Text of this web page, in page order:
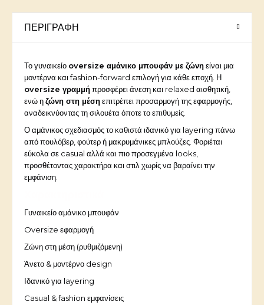
ΠΕΡΙΓΡΑΦΉ
Το γυναικείο oversize αμάνικο μπουφάν με ζώνηείναι μια
μοντέρνα και fashion-forward επιλογή για κάθε εποχή. Η
oversize γραμμήπροσφέρει άνεση και relaxed αισθητική,
ενώ ηζώνη στη μέσηεπιτρέπει προσαρμογή της εφαρμογής,
αναδεικνύοντας τη σιλουέτα όποτε το επιθυμείς.
Ο αμάνικος σχεδιασμός το καθιστά ιδανικό για layering πάνω
από πουλόβερ, φούτερ ή μακρυμάνικες μπλούζες. Φοριέται
εύκολα σε casual αλλά και πιο προσεγμένα looks,
προσθέτοντας χαρακτήρα και στιλ χωρίς να βαραίνει την
εμφάνιση.
Γυναικείο αμάνικο μπουφάν
Oversize εφαρμογή
Ζώνη στη μέση (ρυθμιζόμενη)
Άνετο & μοντέρνο design
Ιδανικό για layering
Casual & fashion εμφανίσεις